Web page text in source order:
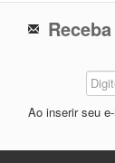
Ao inserir seu